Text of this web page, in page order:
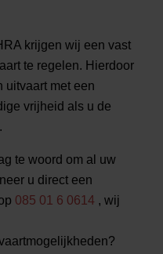
krijgen wij een vast
te regelen. Hierdoor
uitvaart met een
vrijheid als u de
te woord om al uw
u direct een
085 01 6 0614 , wij